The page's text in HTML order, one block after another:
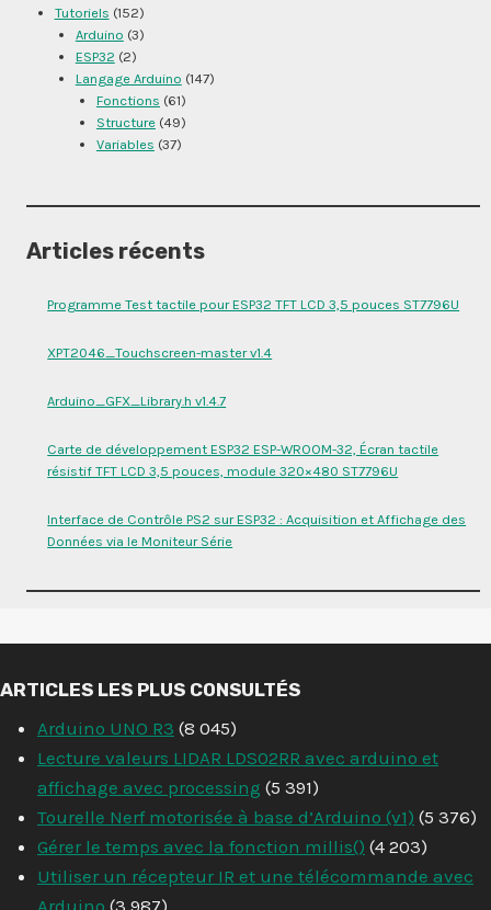
Tutoriels (152)
Arduino (3)
ESP32 (2)
Langage Arduino (147)
Fonctions (61)
Structure(49)
Variables (37)
Articles récents
Programme Test tactile pour ESP32 TFT LCD 3,5 pouces ST7796U
XPT2046_Touchscreen-master v1.4
Arduino_GFX_Library.h v1.4.7
Carte de développement ESP32 ESP-WROOM-32, Écran tactile
résistif TFT LCD 3,5 pouces, module 320×480 ST7796U
Interface de Contrôle PS2 sur ESP32 : Acquisition et Affichage des
Données via le Moniteur Série
ARTICLES LES PLUS CONSULTÉS
Arduino UNO R3 (8 045)
Lecture valeurs LIDAR LDS02RR avec arduino et
affichage avec processing (5 391)
Tourelle Nerf motorisée à base d’Arduino (v1) (5 376)
Gérer le temps avec la fonction millis() (4 203)
Utiliser un récepteur IR et une télécommande avec
Arduino (3 987)